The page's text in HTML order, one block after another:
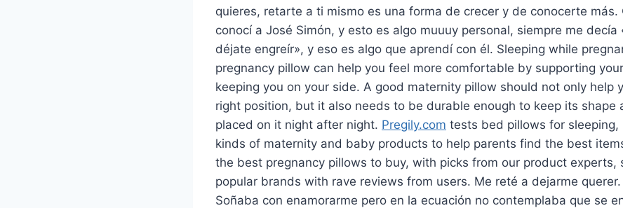
quieres, retarte a ti mismo es una forma de crecer y de conocerte más.
conocí a José Simón, y esto es algo muuuy personal, siempre me decía
déjate engreír», y eso es algo que aprendí con él. Sleeping while
pregnancy pillow can help you feel more comfortable by supporting
keeping you on your side. A good maternity pillow should not only help
right position, but it also needs to be durable enough to keep its shape
placed on it night after night. Pregily.com tests bed pillows for sleeping,
kinds of maternity and baby products to help parents find the best
the best pregnancy pillows to buy, with picks from our product experts,
popular brands with rave reviews from users. Me reté a dejarme querer.
Soñaba con enamorarme pero en la ecuación no contemplaba que se